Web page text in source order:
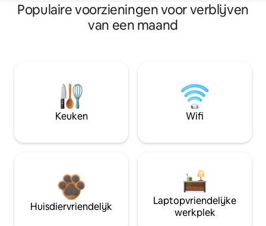
Populaire voorzieningen voor verblijven
van een maand
Keuken Wifi
Huisdiervriendelijk
Laptopvriendelijke
werkplek